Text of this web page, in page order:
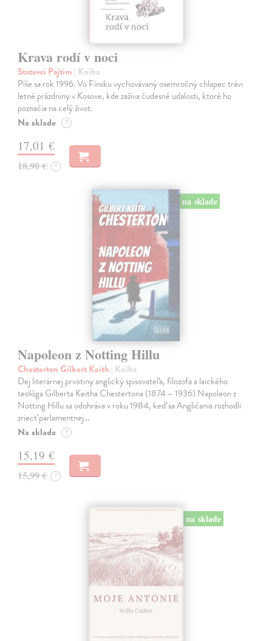
Krava rodí v noci
Statovci Pajtim | Kniha
Píše sa rok 1996. Vo Fínsku vychovávaný osemročný chlapec trávi
letné prázdniny v Kosove, kde zažíva čudesné udalosti, ktoré ho
poznačia na celý život.
Na sklade ?
17,01 €
18,90 € ?
na sklade
Napoleon z Notting Hillu
Chesterton Gilbert Keith | Kniha
Dej literárnej prvotiny anglický spisovateľa, filozofa a laického
teológa Gilberta Keitha Chestertona (1874 – 1936) Napoleon z
Notting Hillu sa odohráva v roku 1984, keď sa Angličania rozhodli
zriecť parlamentnej…
Na sklade ?
15,19 €
15,99 € ?
na sklade